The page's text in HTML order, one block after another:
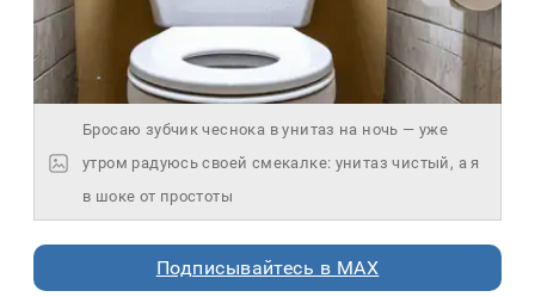
Бросаю зубчик чеснока в унитаз на ночь — уже
утром радуюсь своей смекалке: унитаз чистый, а я
в шоке от простоты
Подписывайтесь в MAX